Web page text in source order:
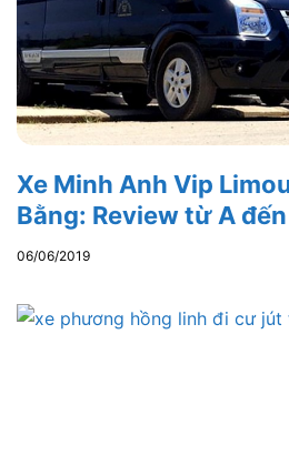
Xe Minh Anh Vip
Bằng: Review từ A
06/06/2019